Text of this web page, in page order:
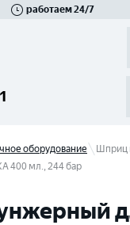
работаем 24/7
оборудование
Шприц
400 мл., 244 бар